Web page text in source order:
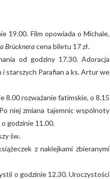
19.00. Film opowiada o Michale,
Brückneracena biletu 17 zł.
od godziny 17.30. Adoracja
i starszych Parafian a ks. Artur we
8.00 rozważanie fatimskie, o 8.15
niej zmiana tajemnic wspólnoty
godzinie 11.00.
św.
z naklejkami zbieranymi
o godzinie 12.30. Uroczystości